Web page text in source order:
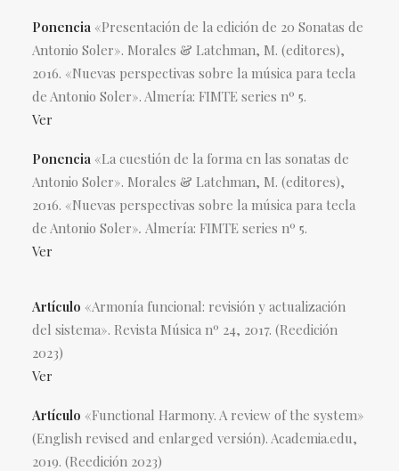
Ponencia «Presentación de la edición de 20 Sonatas de
Antonio Soler». Morales & Latchman, M. (editores),
2016. «Nuevas perspectivas sobre la música para tecla
de Antonio Soler». Almería: FIMTE series nº 5.
Ver
Ponencia «La cuestión de la forma en las sonatas de
Antonio Soler». Morales & Latchman, M. (editores),
2016. «Nuevas perspectivas sobre la música para tecla
de Antonio Soler». Almería: FIMTE series nº 5.
Ver
Artículo «Armonía funcional: revisión y actualización
del sistema». Revista Música nº 24, 2017. (Reedición
2023)
Ver
Artículo «Functional Harmony. A review of the system»
(English revised and enlarged versión). Academia.edu,
2019. (Reedición 2023)